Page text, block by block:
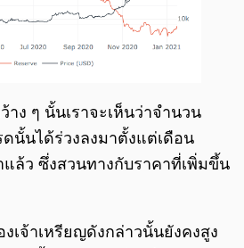
าง ๆ นั้นเราจะเห็นว่าจำนวน
ดนั้นได้ร่วงลงมาตั้งแต่เดือน
ล้ว ซึ่งสวนทางกับราคาที่เพิ่มขึ้น
เจ้าเหรียญดังกล่าวนั้นยังคงสูง